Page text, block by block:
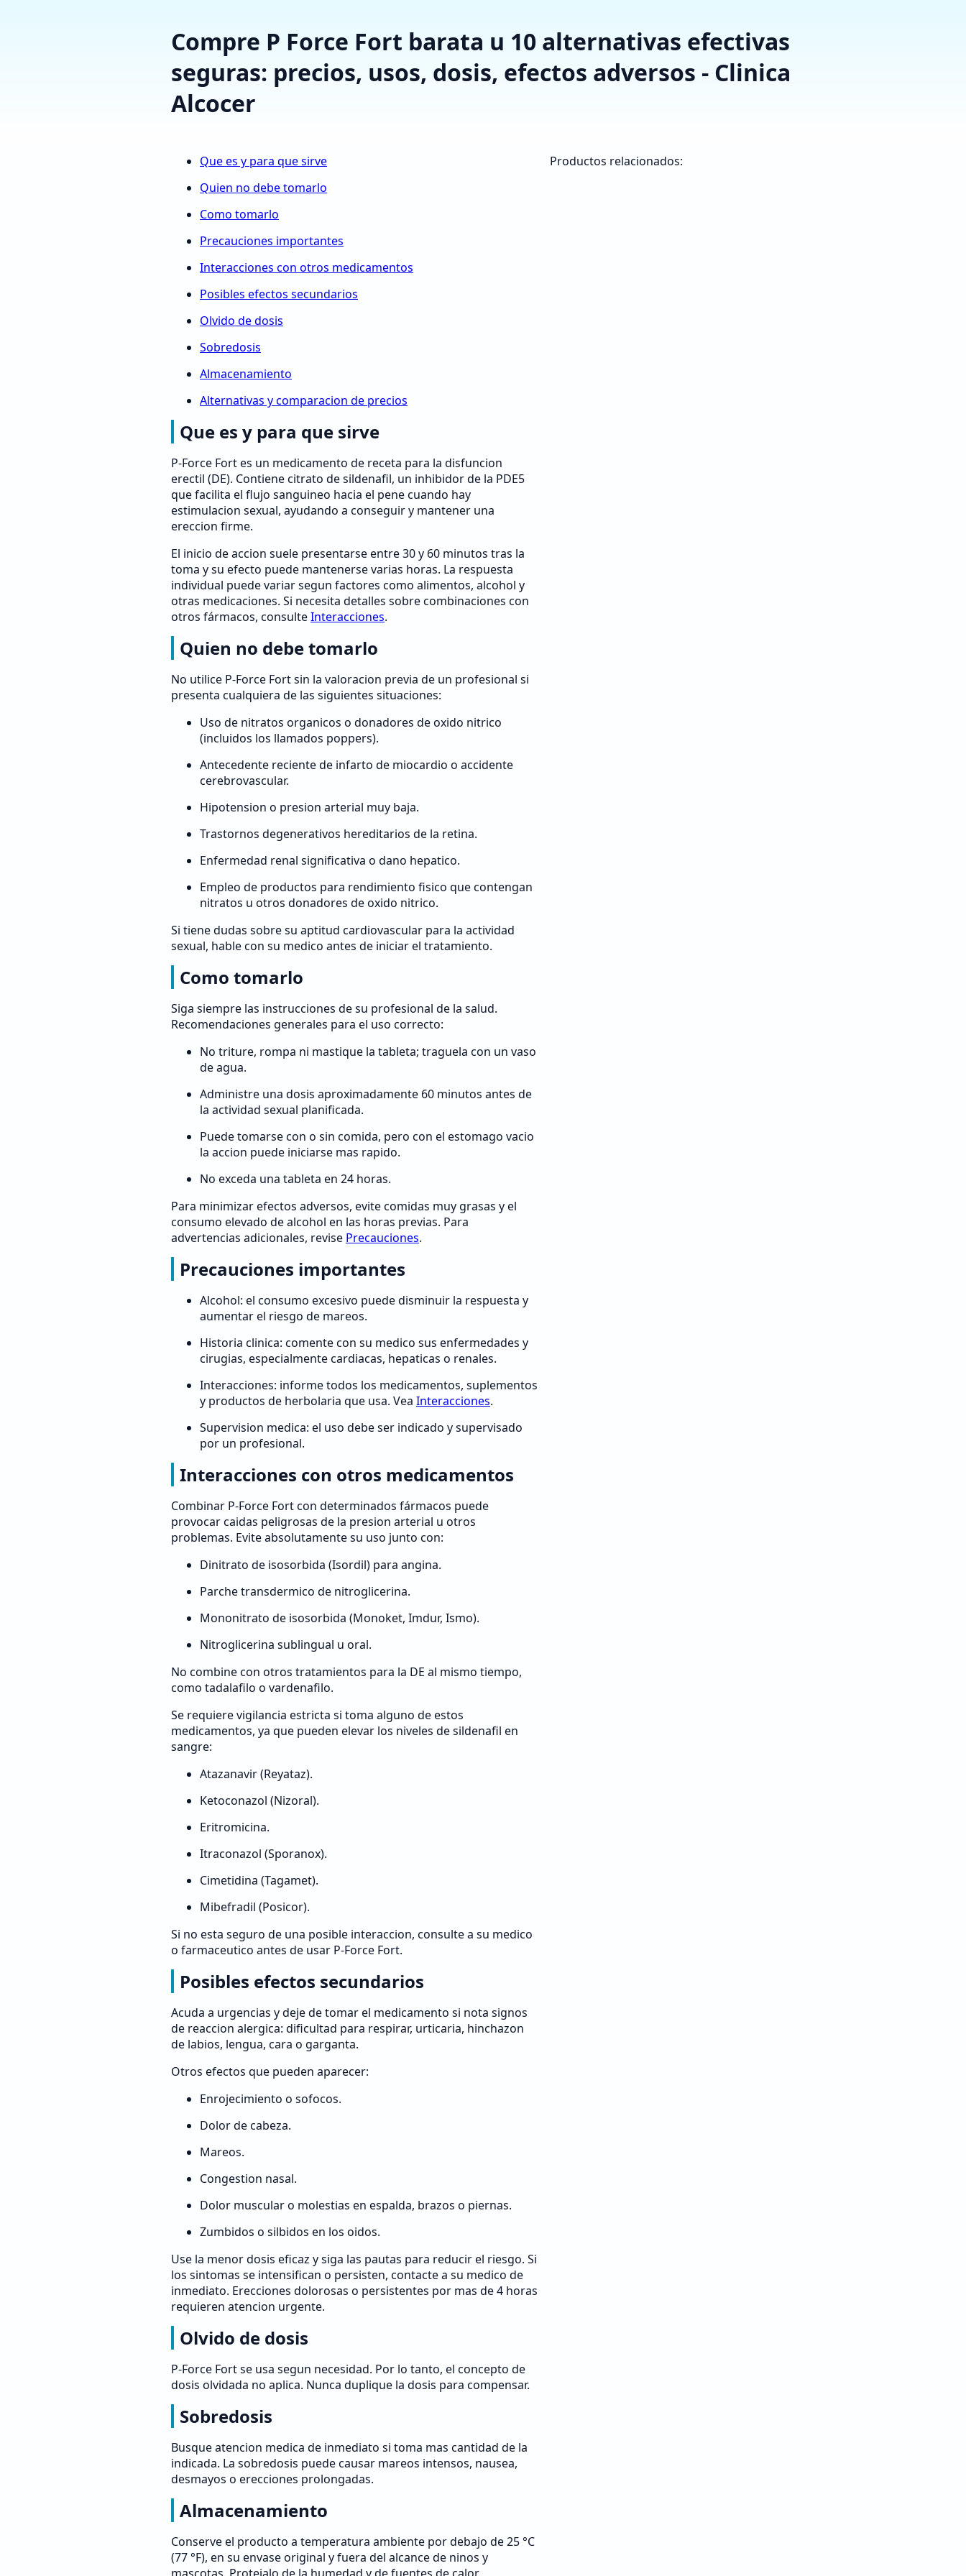
Compre P Force Fort barata u 10 alternativas efectivas
seguras: precios, usos, dosis, efectos adversos - Clinica
Alcocer
Que es y para que sirve
Quien no debe tomarlo
Como tomarlo
Precauciones importantes
Interacciones con otros medicamentos
Posibles efectos secundarios
Olvido de dosis
Sobredosis
Almacenamiento
Alternativas y comparacion de precios
Que es y para que sirve
P-Force Fort es un medicamento de receta para la disfuncion
erectil (DE). Contiene citrato de sildenafil, un inhibidor de la PDE5
que facilita el flujo sanguineo hacia el pene cuando hay
estimulacion sexual, ayudando a conseguir y mantener una
ereccion firme.
El inicio de accion suele presentarse entre 30 y 60 minutos tras la
toma y su efecto puede mantenerse varias horas. La respuesta
individual puede variar segun factores como alimentos, alcohol y
otras medicaciones. Si necesita detalles sobre combinaciones con
otros fármacos, consulteInteracciones.
Quien no debe tomarlo
No utilice P-Force Fort sin la valoracion previa de un profesional si
presenta cualquiera de las siguientes situaciones:
Uso de nitratos organicos o donadores de oxido nitrico
(incluidos los llamados poppers).
Antecedente reciente de infarto de miocardio o accidente
cerebrovascular.
Hipotension o presion arterial muy baja.
Trastornos degenerativos hereditarios de la retina.
Enfermedad renal significativa o dano hepatico.
Empleo de productos para rendimiento fisico que contengan
nitratos u otros donadores de oxido nitrico.
Si tiene dudas sobre su aptitud cardiovascular para la actividad
sexual, hable con su medico antes de iniciar el tratamiento.
Como tomarlo
Siga siempre las instrucciones de su profesional de la salud.
Recomendaciones generales para el uso correcto:
No triture, rompa ni mastique la tableta; traguela con un vaso
de agua.
Administre una dosis aproximadamente 60 minutos antes de
la actividad sexual planificada.
Puede tomarse con o sin comida, pero con el estomago vacio
la accion puede iniciarse mas rapido.
No exceda una tableta en 24 horas.
Para minimizar efectos adversos, evite comidas muy grasas y el
consumo elevado de alcohol en las horas previas. Para
advertencias adicionales, revise Precauciones.
Precauciones importantes
Alcohol: el consumo excesivo puede disminuir la respuesta y
aumentar el riesgo de mareos.
Historia clinica: comente con su medico sus enfermedades y
cirugias, especialmente cardiacas, hepaticas o renales.
Interacciones: informe todos los medicamentos, suplementos
y productos de herbolaria que usa. Vea Interacciones.
Supervision medica: el uso debe ser indicado y supervisado
por un profesional.
Interacciones con otros medicamentos
Combinar P-Force Fort con determinados fármacos puede
provocar caidas peligrosas de la presion arterial u otros
problemas. Evite absolutamente su uso junto con:
Dinitrato de isosorbida (Isordil) para angina.
Parche transdermico de nitroglicerina.
Mononitrato de isosorbida (Monoket, Imdur, Ismo).
Nitroglicerina sublingual u oral.
No combine con otros tratamientos para la DE al mismo tiempo,
como tadalafilo o vardenafilo.
Se requiere vigilancia estricta si toma alguno de estos
medicamentos, ya que pueden elevar los niveles de sildenafil en
sangre:
Atazanavir (Reyataz).
Ketoconazol (Nizoral).
Eritromicina.
Itraconazol (Sporanox).
Cimetidina (Tagamet).
Mibefradil (Posicor).
Si no esta seguro de una posible interaccion, consulte a su medico
o farmaceutico antes de usar P-Force Fort.
Posibles efectos secundarios
Acuda a urgencias y deje de tomar el medicamento si nota signos
de reaccion alergica: dificultad para respirar, urticaria, hinchazon
de labios, lengua, cara o garganta.
Otros efectos que pueden aparecer:
Enrojecimiento o sofocos.
Dolor de cabeza.
Mareos.
Congestion nasal.
Dolor muscular o molestias en espalda, brazos o piernas.
Zumbidos o silbidos en los oidos.
Use la menor dosis eficaz y siga las pautas para reducir el riesgo. Si
los sintomas se intensifican o persisten, contacte a su medico de
inmediato. Erecciones dolorosas o persistentes por mas de 4 horas
requieren atencion urgente.
Olvido de dosis
P-Force Fort se usa segun necesidad. Por lo tanto, el concepto de
dosis olvidada no aplica. Nunca duplique la dosis para compensar.
Sobredosis
Busque atencion medica de inmediato si toma mas cantidad de la
indicada. La sobredosis puede causar mareos intensos, nausea,
desmayos o erecciones prolongadas.
Almacenamiento
Conserve el producto a temperatura ambiente por debajo de 25 °C
(77 °F), en su envase original y fuera del alcance de ninos y
Productos relacionados: